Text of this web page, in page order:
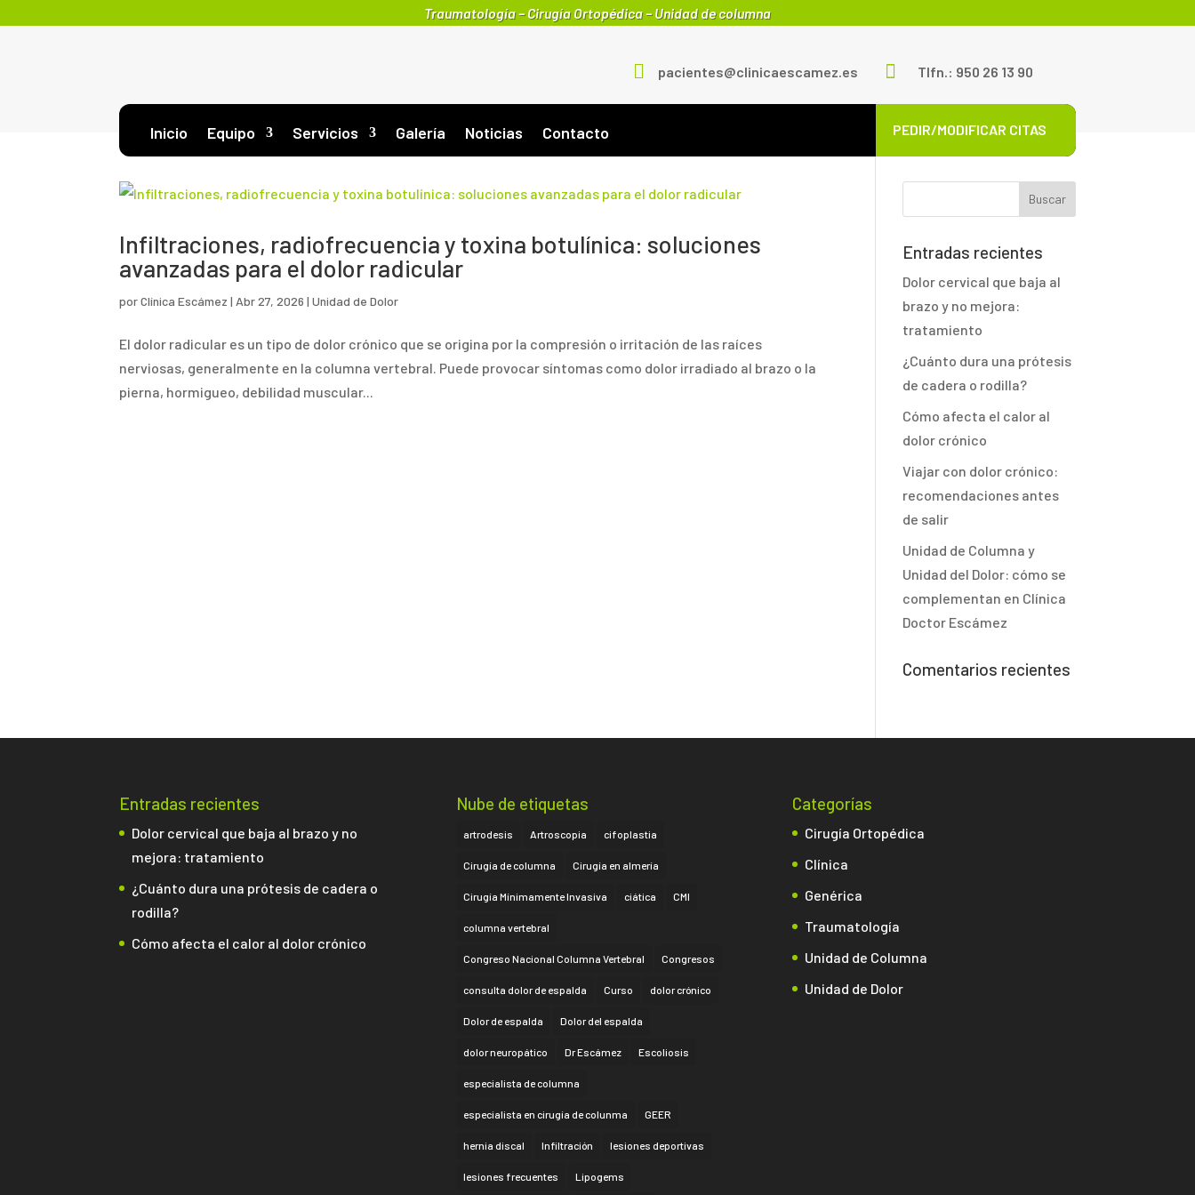
Traumatología – Cirugía Ortopédica – Unidad de columna
 pacientes@clinicaescamez.es  Tlfn.: 950 26 13 90
Inicio Equipo Servicios Galería Noticias Contacto PEDIR/MODIFICAR CITAS
Infiltraciones, radiofrecuencia y toxina botulínica: soluciones
avanzadas para el dolor radicular
porClínica Escámez | Abr 27, 2026 |Unidad de Dolor
El dolor radicular es un tipo de dolor crónico que se origina por la compresión o irritación de las raíces
nerviosas, generalmente en la columna vertebral. Puede provocar síntomas como dolor irradiado al brazo o la
pierna, hormigueo, debilidad muscular...
Entradas recientes
Dolor cervical que baja al
brazo y no mejora:
tratamiento
¿Cuánto dura una prótesis
de cadera o rodilla?
Cómo afecta el calor al
dolor crónico
Viajar con dolor crónico:
recomendaciones antes
de salir
Unidad de Columna y
Unidad del Dolor: cómo se
complementan en Clínica
Doctor Escámez
Comentarios recientes
Entradas recientes
Dolor cervical que baja al brazo y no
mejora: tratamiento
¿Cuánto dura una prótesis de cadera o
rodilla?
Cómo afecta el calor al dolor crónico
Nube de etiquetas
artrodesis Artroscopia cifoplastia
Cirugía de columna Cirugía en almería
Cirugía Mínimamente Invasiva ciática CMI
columna vertebral
Congreso Nacional Columna Vertebral Congresos
consulta dolor de espalda Curso dolor crónico
Dolor de espalda Dolor del espalda
dolor neuropático Dr Escámez Escoliosis
especialista de columna
especialista en cirugía de colunma GEER
hernia discal Infiltración lesiones deportivas
lesiones frecuentes Lipogems
Categorías
Cirugía Ortopédica
Clínica
Genérica
Traumatología
Unidad de Columna
Unidad de Dolor